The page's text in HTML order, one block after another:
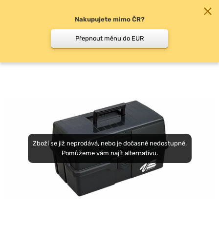
Krabičky, boxy, kufry
Zboží se již neprodává, nebo je dočasně nedostupné.
Pomůžeme vám najít alternativu.
Nakupujete mimo ČR?
Přepnout měnu do EUR